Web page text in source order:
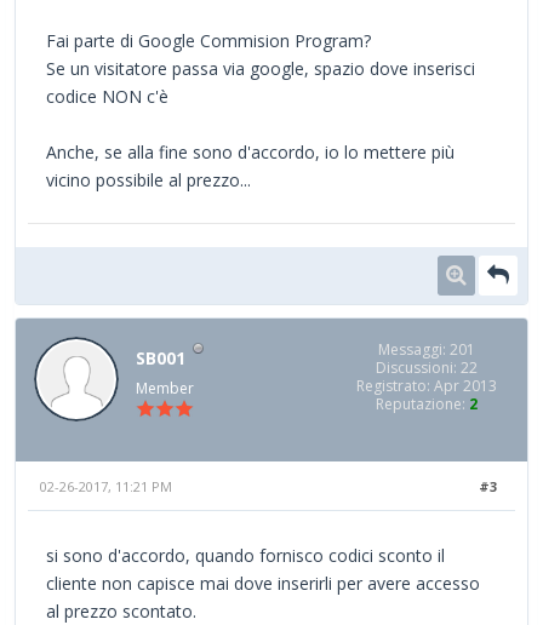
Fai parte di Google Commision Program?
Se un visitatore passa via google, spazio dove inserisci
codice NON c'è
Anche, se alla fine sono d'accordo, io lo mettere più
vicino possibile al prezzo...
SB001
Member
Messaggi: 201
Discussioni: 22
Registrato: Apr 2013
Reputazione: 2
#3
02-26-2017, 11:21 PM
si sono d'accordo, quando fornisco codici sconto il
cliente non capisce mai dove inserirli per avere accesso
al prezzo scontato.